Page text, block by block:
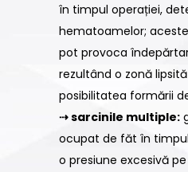
în timpul operației,
hematoamelor;
pot provoca
rezultând o zonă
posibilitatea formării
⇢ sarcinile multiple:
ocupat de făt în
o presiune excesivă